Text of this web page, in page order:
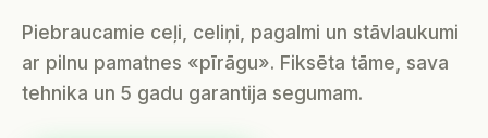
Piebraucamie ceļi, celiņi, pagalmi un stāvlaukumi
ar pilnu pamatnes «pīrāgu». Fiksēta tāme, sava
tehnika un 5 gadu garantija segumam.